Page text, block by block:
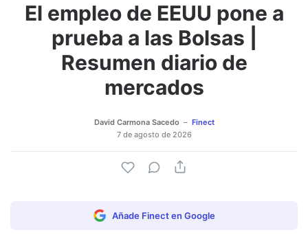
Adjuntar imagen Comentar
El empleo de EEUU pone a
prueba a las Bolsas |
Resumen diario de
mercados
David Carmona Sacedo
Finect
7 de agosto de 2026
Añade Finect en Google